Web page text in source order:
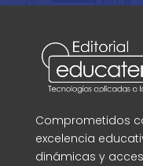
Comprometidos
excelencia
dinámicas y